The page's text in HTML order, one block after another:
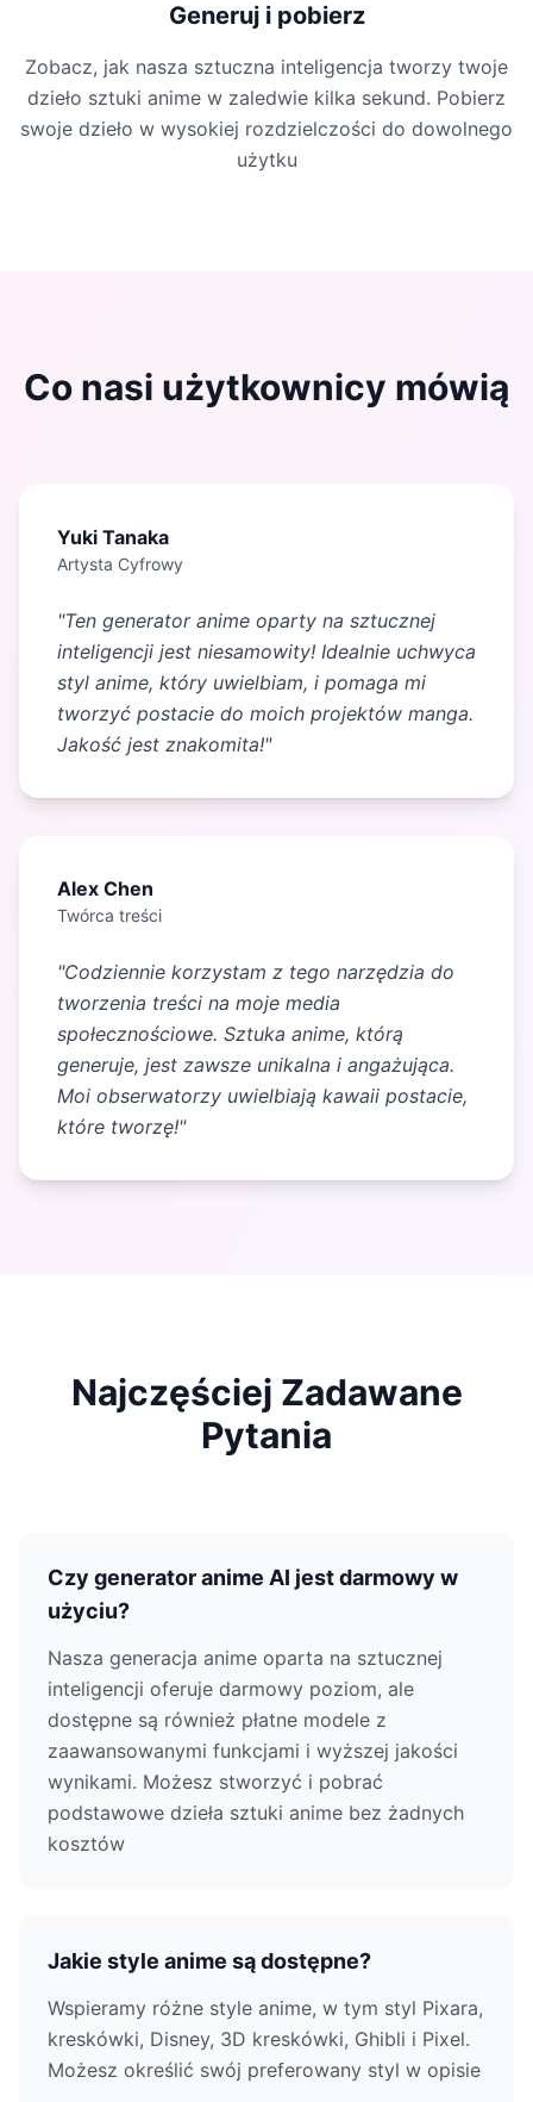
Generuj i pobierz
Zobacz, jak nasza sztuczna inteligencja tworzy twoje
dzieło sztuki anime w zaledwie kilka sekund. Pobierz
swoje dzieło w wysokiej rozdzielczości do dowolnego
użytku
Co nasi użytkownicy mówią
Yuki Tanaka
Artysta Cyfrowy
"Ten generator anime oparty na sztucznej
inteligencji jest niesamowity! Idealnie uchwyca
styl anime, który uwielbiam, i pomaga mi
tworzyć postacie do moich projektów manga.
Jakość jest znakomita!"
Alex Chen
Twórca treści
"Codziennie korzystam z tego narzędzia do
tworzenia treści na moje media
społecznościowe. Sztuka anime, którą
generuje, jest zawsze unikalna i angażująca.
Moi obserwatorzy uwielbiają kawaii postacie,
które tworzę!"
Najczęściej Zadawane
Pytania
Czy generator anime AI jest darmowy w
użyciu?
Nasza generacja anime oparta na sztucznej
inteligencji oferuje darmowy poziom, ale
dostępne są również płatne modele z
zaawansowanymi funkcjami i wyższej jakości
wynikami. Możesz stworzyć i pobrać
podstawowe dzieła sztuki anime bez żadnych
kosztów
Jakie style anime są dostępne?
Wspieramy różne style anime, w tym styl Pixara,
kreskówki, Disney, 3D kreskówki, Ghibli i Pixel.
Możesz określić swój preferowany styl w opisie